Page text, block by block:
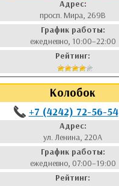
Адрес:
просп. Мира, 269В
График работы:
ежедневно, 10:00–22:00
Рейтинг:
Колобок
+7 (4242) 72-56-54
Адрес:
ул. Ленина, 220А
График работы:
ежедневно, 07:00–19:00
Рейтинг: